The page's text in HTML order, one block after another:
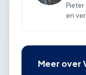
en
Meer over